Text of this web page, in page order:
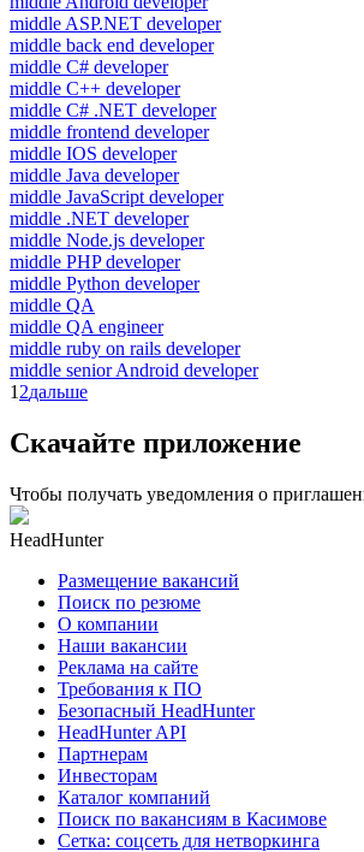
middle ASP.NET developer
middle back end developer
middle C# developer
middle C++ developer
middle C# .NET developer
middle frontend developer
middle IOS developer
middle Java developer
middle JavaScript developer
middle .NET developer
middle Node.js developer
middle PHP developer
middle Python developer
middle QA
middle QA engineer
middle ruby on rails developer
middle senior Android developer
1 2дальше
Скачайте приложение
Чтобы получать уведомления о
HeadHunter
Размещение вакансий
Поиск по резюме
О компании
Наши вакансии
Реклама на сайте
Требования к ПО
Безопасный HeadHunter
HeadHunter API
Партнерам
Инвесторам
Каталог компаний
Поиск по вакансиям в Касимове
Сетка: соцсеть для нетворкинга